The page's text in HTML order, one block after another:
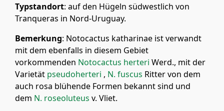
Typstandort: auf den Hügeln südwestlich von
Tranqueras in Nord-Uruguay.
Bemerkung: Notocactus katharinae ist verwandt
mit dem ebenfalls in diesem Gebiet
vorkommenden Notocactus herteri Werd., mit der
Varietät pseudoherteri , N. fuscus Ritter von dem
auch rosa blühende Formen bekannt sind und
dem N. roseoluteus v. Vliet.